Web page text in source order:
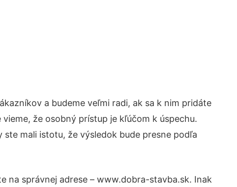
a budeme veľmi radi, ak sa k nim pridáte
že osobný prístup je kľúčom k úspechu.
mali istotu, že výsledok bude presne podľa
na správnej adrese – www.dobra-stavba.sk. Inak